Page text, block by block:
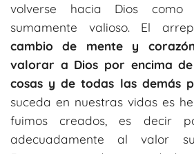
volverse hacia Dios
sumamente valioso. El
cambio de mente y
valorar a Dios por encima
cosas y de todas las demás
suceda en nuestras vidas es
fuimos creados, es decir
adecuadamente al valor